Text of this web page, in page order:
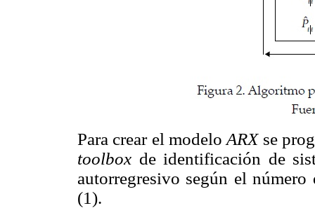
Para crear el modeloARXse
toolbox de identificación de
autorregresivo según el
(1).